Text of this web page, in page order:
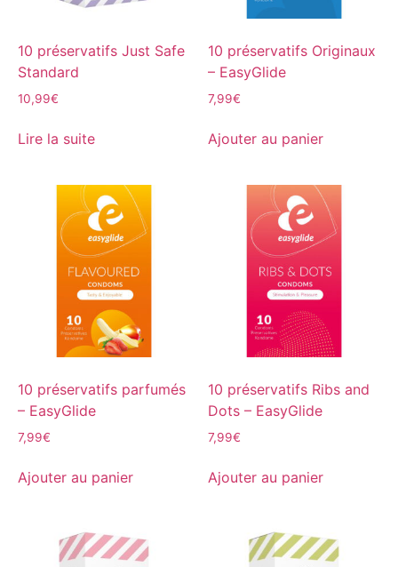
10 préservatifs Just Safe
Standard
10,99€
Lire la suite
10 préservatifs Originaux
– EasyGlide
7,99€
Ajouter au panier
10 préservatifs parfumés
– EasyGlide
7,99€
Ajouter au panier
10 préservatifs Ribs and
Dots – EasyGlide
7,99€
Ajouter au panier